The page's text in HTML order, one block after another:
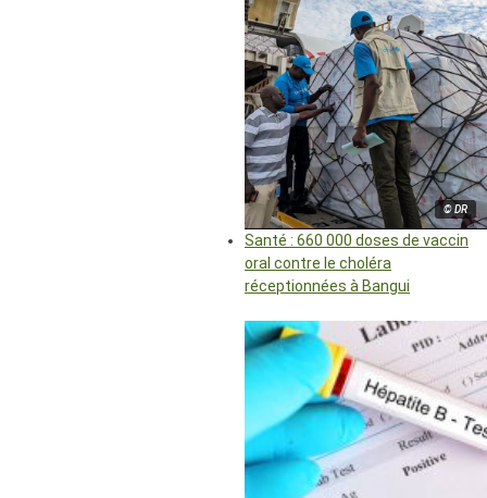
© DR
Santé : 660 000 doses de vaccin
oral contre le choléra
réceptionnées à Bangui